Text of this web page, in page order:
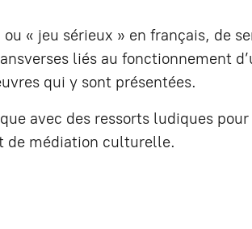
« jeu sérieux » en français, de
liés au fonctionnement
qui y sont présentées.
avec des ressorts ludiques
de médiation culturelle.